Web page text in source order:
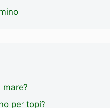
mare?
per topi?